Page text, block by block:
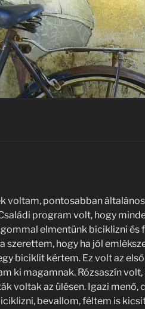
voltam, pontosabban
program volt, hogy
elmentünk biciklizni és
szerettem, hogy ha jól
biciklit kértem. Ez volt az
ki magamnak. Rózsaszín
voltak az ülésen. Igazi menő,
bevallom, féltem is